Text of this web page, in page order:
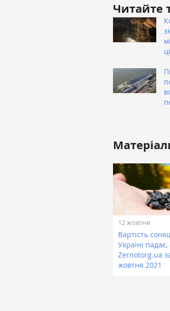
Читайте
12 жовтня
Вартість
Україні
Zernotorg.ua
жовтня 2021